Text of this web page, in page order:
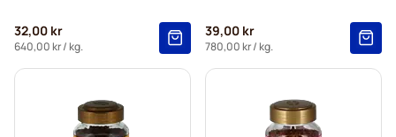
32,00 kr
640,00 kr/ kg.
39,00 kr
780,00 kr/ kg.